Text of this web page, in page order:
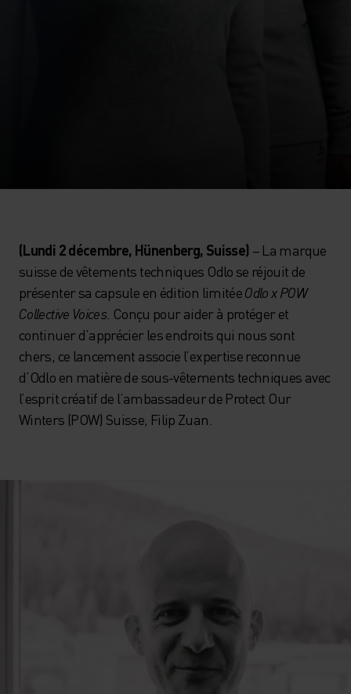
(Lundi 2 décembre, Hünenberg, Suisse) – La marque
suisse de vêtements techniques Odlo se réjouit de
présenter sa capsule en édition limitéeOdlo x POW
Collective Voices . Conçu pour aider à protéger et
continuer d’apprécier les endroits qui nous sont
chers, ce lancement associe l’expertise reconnue
d’Odlo en matière de sous-vêtements techniques avec
l’esprit créatif de l’ambassadeur de Protect Our
Winters (POW) Suisse, Filip Zuan.